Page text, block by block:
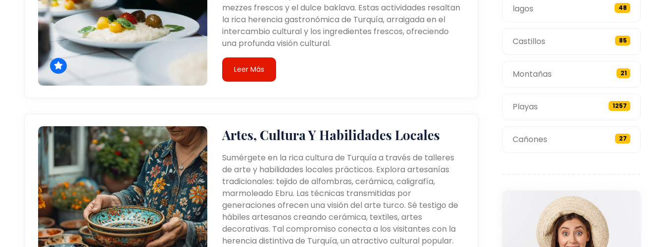
mezzes frescos y el dulce baklava. Estas actividades resaltan
la rica herencia gastronómica de Turquía, arraigada en el
intercambio cultural y los ingredientes frescos, ofreciendo
una profunda visión cultural.
Leer Más
Artes, Cultura Y Habilidades Locales
Sumérgete en la rica cultura de Turquía a través de talleres
de arte y habilidades locales prácticos. Explora artesanías
tradicionales: tejido de alfombras, cerámica, caligrafía,
marmoleado Ebru. Las técnicas transmitidas por
generaciones ofrecen una visión del arte turco. Sé testigo de
hábiles artesanos creando cerámica, textiles, artes
decorativas. Tal compromiso conecta a los visitantes con la
herencia distintiva de Turquía, un atractivo cultural popular.
lagos 48
Castillos 85
Montañas 21
Playas 1257
Cañones 27